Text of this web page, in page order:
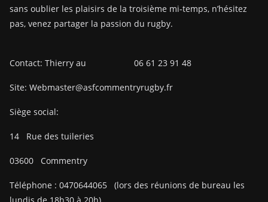
sans oublier les plaisirs de la troisième mi-temps, n’hésitez
pas, venez partager la passion du rugby.
Contact: Thierry au 06 61 23 91 48
Site: Webmaster@asfcommentryrugby.fr
Siège social:
14 Rue des tuileries
03600 Commentry
Téléphone : 0470644065
(lors des réunions de bureau les